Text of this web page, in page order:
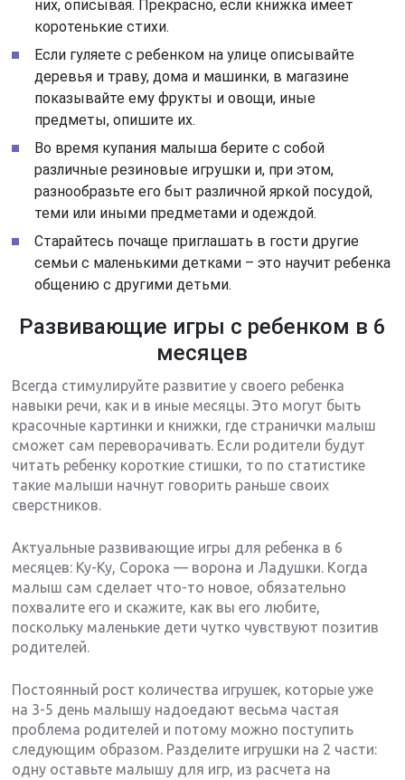
них, описывая. Прекрасно, если книжка имеет
коротенькие стихи.
Если гуляете с ребенком на улице описывайте
деревья и траву, дома и машинки, в магазине
показывайте ему фрукты и овощи, иные
предметы, опишите их.
Во время купания малыша берите с собой
различные резиновые игрушки и, при этом,
разнообразьте его быт различной яркой посудой,
теми или иными предметами и одеждой.
Старайтесь почаще приглашать в гости другие
семьи с маленькими детками – это научит ребенка
общению с другими детьми.
Развивающие игры с ребенком в 6
месяцев
Всегда стимулируйте развитие у своего ребенка
навыки речи, как и в иные месяцы. Это могут быть
красочные картинки и книжки, где странички малыш
сможет сам переворачивать. Если родители будут
читать ребенку короткие стишки, то по статистике
такие малыши начнут говорить раньше своих
сверстников.
Актуальные развивающие игры для ребенка в 6
месяцев: Ку-Ку, Сорока — ворона и Ладушки. Когда
малыш сам сделает что-то новое, обязательно
похвалите его и скажите, как вы его любите,
поскольку маленькие дети чутко чувствуют позитив
родителей.
Постоянный рост количества игрушек, которые уже
на 3-5 день малышу надоедают весьма частая
проблема родителей и потому можно поступить
следующим образом. Разделите игрушки на 2 части:
одну оставьте малышу для игр, из расчета на